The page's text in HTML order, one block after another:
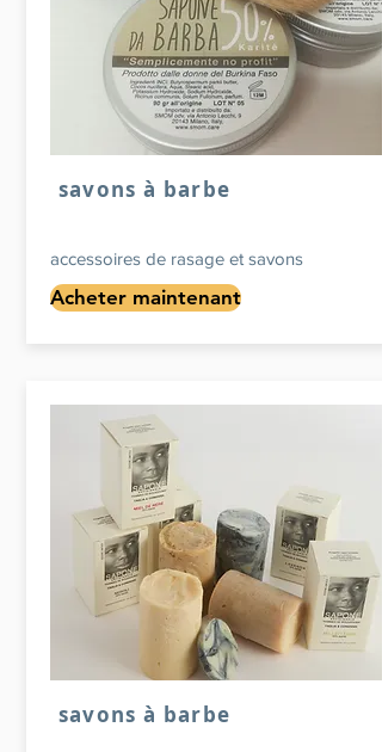
savons à barbe
accessoires de rasage et savons
Acheter maintenant
savons à barbe